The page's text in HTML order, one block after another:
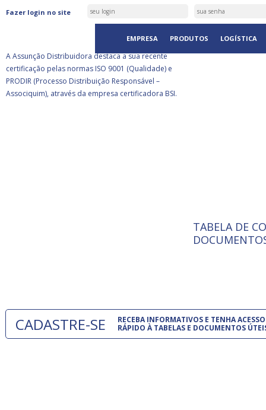
Fazer login no site
EMPRESA PRODUTOS LOGÍSTICA
ASSUNÇÃO DISTRIBUIDORA É
CERTIFICADA PELA BSI
A Assunção Distribuidora destaca a sua recente
certificação pelas normas ISO 9001 (Qualidade) e
PRODIR (Processo Distribuição Responsável –
Associquim), através da empresa certificadora BSI.
ISO 9001:
A
TABELA DE
CADASTRE-SE
RECEBA INFORMATIVOS E TENHA ACESSO
RÁPIDO À TABELAS E DOCUMENTOS